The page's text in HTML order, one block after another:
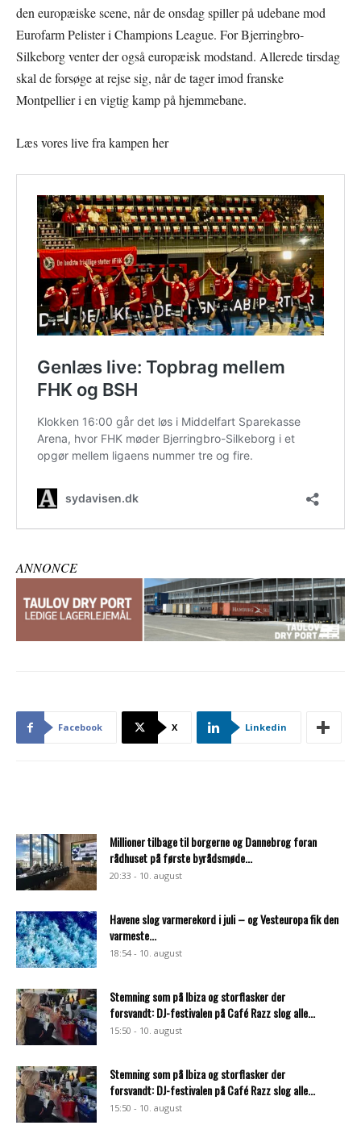
den europæiske scene, når de onsdag spiller på udebane mod
Eurofarm Pelister i Champions League. For Bjerringbro-
Silkeborg venter der også europæisk modstand. Allerede tirsdag
skal de forsøge at rejse sig, når de tager imod franske
Montpellier i en vigtig kamp på hjemmebane.
Læs vores live fra kampen her
ANNONCE
Facebook X Linkedin
Millioner tilbage til borgerne og Dannebrog foran
rådhuset på første byrådsmøde...
20:33 - 10. august
Havene slog varmerekord i juli – og Vesteuropa fik den
varmeste...
18:54 - 10. august
Stemning som på Ibiza og storflasker der
forsvandt: DJ-festivalen på Café Razz slog alle...
15:50 - 10. august
Stemning som på Ibiza og storflasker der
forsvandt: DJ-festivalen på Café Razz slog alle...
15:50 - 10. august